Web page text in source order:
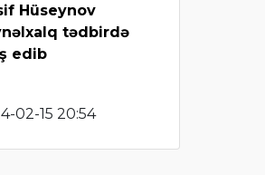
Hüseynov
tədbirdə
edib
02-15 20:54